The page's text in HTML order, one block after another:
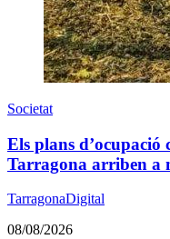
Societat
Els plans d’ocupació
Tarragona arriben a
TarragonaDigital
08/08/2026